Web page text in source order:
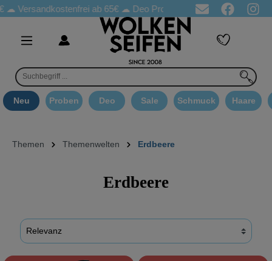
Versandkostenfrei ab 65€ ☁ Deo Proben in jeder Bestellung ☁
Neu Proben Deo Sale Schmuck Haare
Themen Themenwelten Erdbeere
Erdbeere